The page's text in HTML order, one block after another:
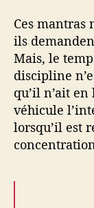
Ces mantras
ils
Mais, le
discipline
qu’il n’ait
véhicule
lorsqu’il est